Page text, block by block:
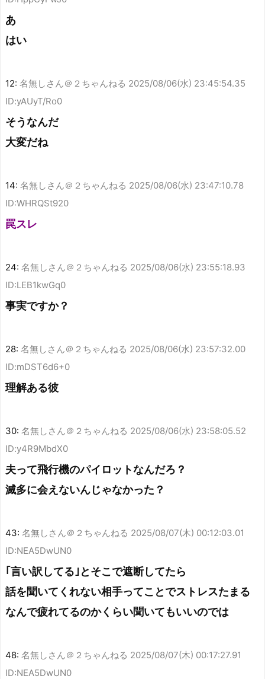
あ
はい
12: 名無しさん＠２ちゃんねる 2025/08/06(水) 23:45:54.35
ID:yAUyT/Ro0
そうなんだ
大変だね
14: 名無しさん＠２ちゃんねる 2025/08/06(水) 23:47:10.78
ID:WHRQSt920
罠スレ
24: 名無しさん＠２ちゃんねる 2025/08/06(水) 23:55:18.93
ID:LEB1kwGq0
事実ですか？
28: 名無しさん＠２ちゃんねる 2025/08/06(水) 23:57:32.00
ID:mDST6d6+0
理解ある彼
30: 名無しさん＠２ちゃんねる 2025/08/06(水) 23:58:05.52
ID:y4R9MbdX0
夫って飛行機のパイロットなんだろ？
滅多に会えないんじゃなかった？
43: 名無しさん＠２ちゃんねる 2025/08/07(木) 00:12:03.01
ID:NEA5DwUN0
｢言い訳してる｣とそこで遮断してたら
話を聞いてくれない相手ってことでストレスたまる
なんで疲れてるのかくらい聞いてもいいのでは
48: 名無しさん＠２ちゃんねる 2025/08/07(木) 00:17:27.91
ID:NEA5DwUN0